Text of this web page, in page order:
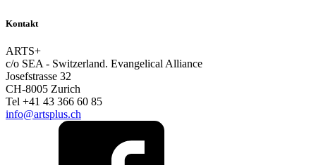
Kontakt
ARTS+
c/o SEA - Switzerland. Evangelical Alliance
Josefstrasse 32
CH-8005 Zurich
Tel +41 43 366 60 85
info@artsplus.ch